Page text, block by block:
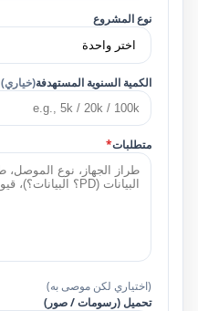
نوع المشروع
الكمية السنوية المستهدفة(خياري)
متطلبات*
(اختياري لكن موصى به)
تحميل (رسومات / صور)